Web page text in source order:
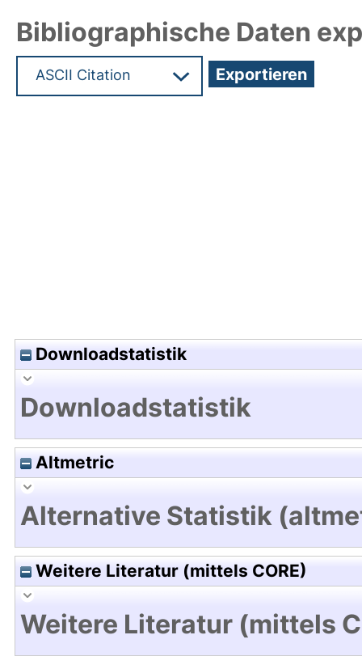
Bibliographische Daten
Downloadstatistik
Downloadstatistik
Altmetric
Alternative Statistik
Weitere Literatur (mittels CORE)
Weitere Literatur (mittels